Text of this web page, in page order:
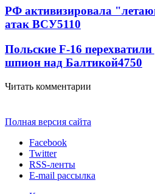
РФ активизировала
атак ВСУ5110
Польские F-16
шпион над Балтикой4750
Читать комментарии
Полная версия сайта
Facebook
Twitter
RSS-ленты
E-mail рассылка